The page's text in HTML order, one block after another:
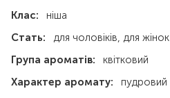
Клас:
ніша
Стать:
для чоловіків для жінок
Група ароматів:
квітковий
Характер аромату:
пудровий